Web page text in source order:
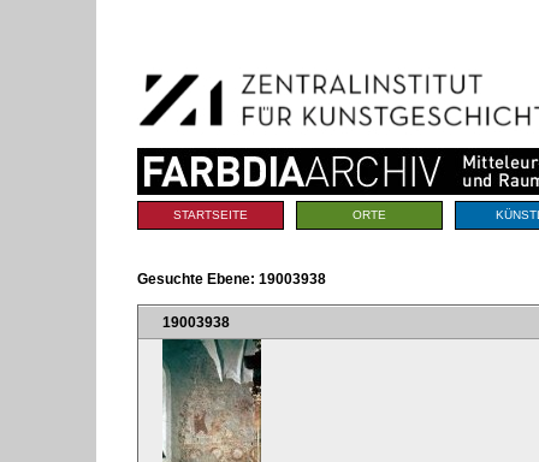
Navigation
Sektionen
STARTSEITE ORTE
Gesuchte Ebene: 19003938
19003938